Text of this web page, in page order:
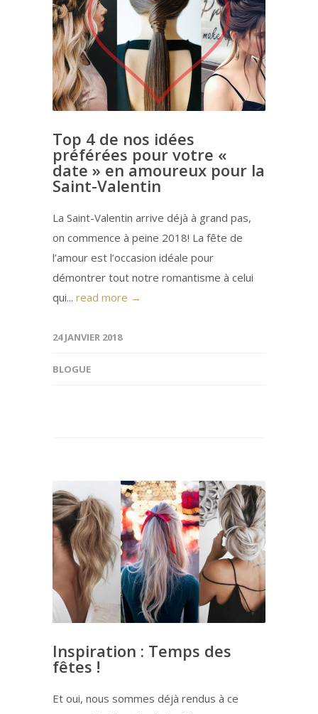
Top 4 de nos idées
préférées pour votre «
date » en amoureux pour la
Saint-Valentin
La Saint-Valentin arrive déjà à grand pas,
on commence à peine 2018! La fête de
l’amour est l’occasion idéale pour
démontrer tout notre romantisme à celui
qui... read more →
24 JANVIER 2018
BLOGUE
Inspiration : Temps des
fêtes !
Et oui, nous sommes déjà rendus à ce